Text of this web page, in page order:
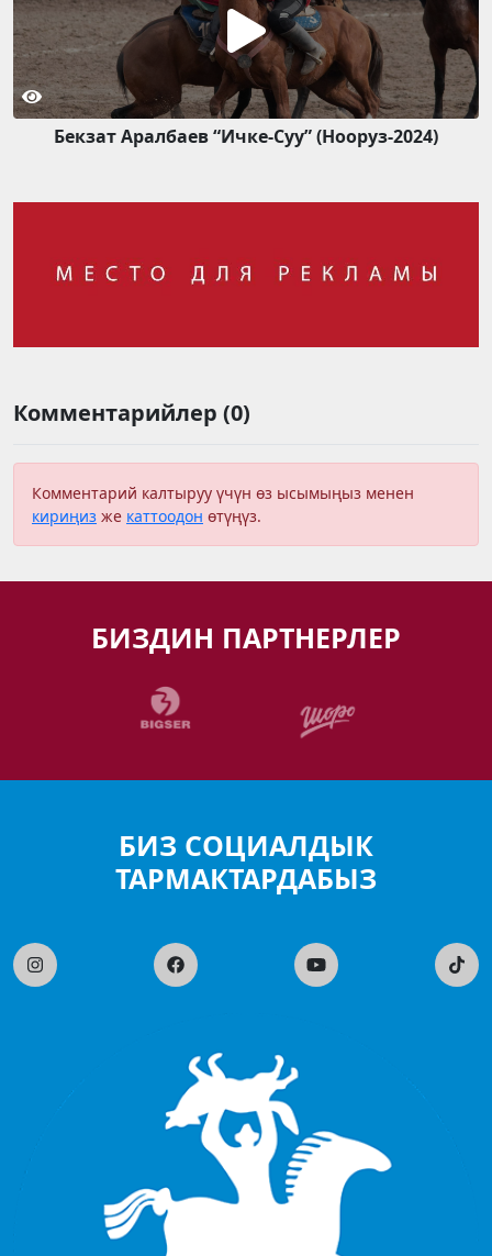
Бекзат Аралбаев “Ичке-Суу” (Нооруз-2024)
Комментарийлер (0)
Комментарий калтыруу үчүн өз ысымыңыз менен
кириңиз же каттоодон өтүңүз.
БИЗДИН ПАРТНЕРЛЕР
БИЗ СОЦИАЛДЫК
ТАРМАКТАРДАБЫЗ